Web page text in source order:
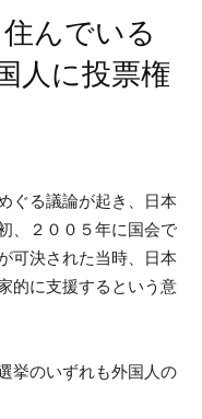
んでいる
人に投票権
ぐる議論が起き、日本
、２００５年に国会で
可決された当時、日本
的に支援するという意
挙のいずれも外国人の